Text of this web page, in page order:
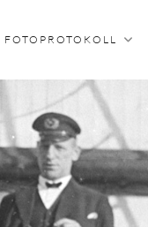
FOTOPROTOKOLL